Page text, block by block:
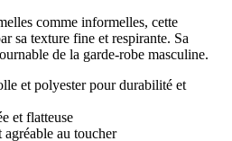
comme informelles, cette
sa texture fine et respirante. Sa
de la garde-robe masculine.
et polyester pour durabilité et
et flatteuse
agréable au toucher